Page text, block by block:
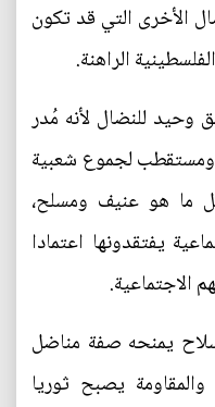
الأخرى التي قد تكون
الراهنة.
للنضال لأنه مُدر
ومستقطب لجموع شعبية
ما هو عنيف ومسلح،
يفتقدونها اعتمادا
الاجتماعية.
يمنحه صفة مناضل
يصبح ثوريا